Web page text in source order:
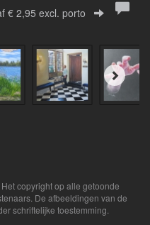
€ 2,95 excl. porto
Het copyright op alle getoonde
De afbeeldingen van de
schriftelijke toestemming.